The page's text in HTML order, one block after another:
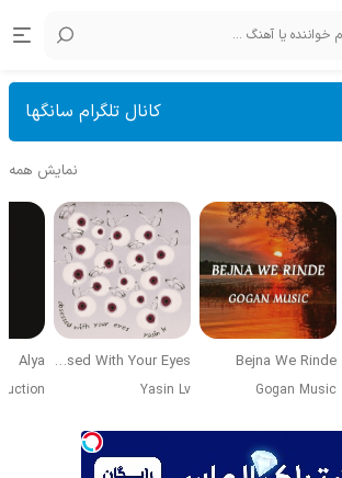
کانال تلگرام سانگها
نمایش همه
Bejna We Rinde
Gogan Music
Obsessed With Your Eyes
Yasin Lv
Alya